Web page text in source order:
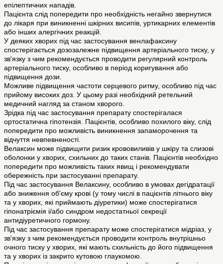
епілептичних нападів.
Пацієнта слід попередити про необхідність негайно звернутися
до лікаря при виникненні шкірних висипів, уртикарних елементів
або інших алергічних реакцій.
У деяких хворих під час застосування венлафаксину
спостерігається дозозалежне підвищення артеріального тиску, у
зв'язку з чим рекомендується проводити регулярний контроль
артеріального тиску, особливо в період коригування або
підвищення дози.
Можливе підвищення частоти серцевого ритму, особливо під час
прийому високих доз. У цьому разі необхідний ретельний
медичний нагляд за станом хворого.
Зрідка під час застосування препарату спостерігалася
ортостатична гіпотензія. Пацієнтів, особливо похилого віку, слід
попередити про можливість виникнення запаморочення та
відчуття невпевненості.
Велаксин може підвищити ризик крововиливів у шкіру та слизові
оболонки у хворих, схильних до таких станів. Пацієнтів необхідно
попередити про можливість таких явищ і рекомендувати
обережність при застосуванні препарату.
Під час застосування Велаксину, особливо в умовах дегідратації
або зниження об'єму крові (у тому числі в пацієнтів літнього віку
та у хворих, які приймають діуретики) може спостерігатися
гіпонатріємія і/або синдром недостатньої секреції
антидіуретичного гормону.
Під час застосування препарату може спостерігатися мідріаз, у
зв'язку з чим рекомендується проводити контроль внутрішньо
очного тиску у хворих, які мають схильність до його підвищення
та у хворих із закрито кутовою глаукомою.